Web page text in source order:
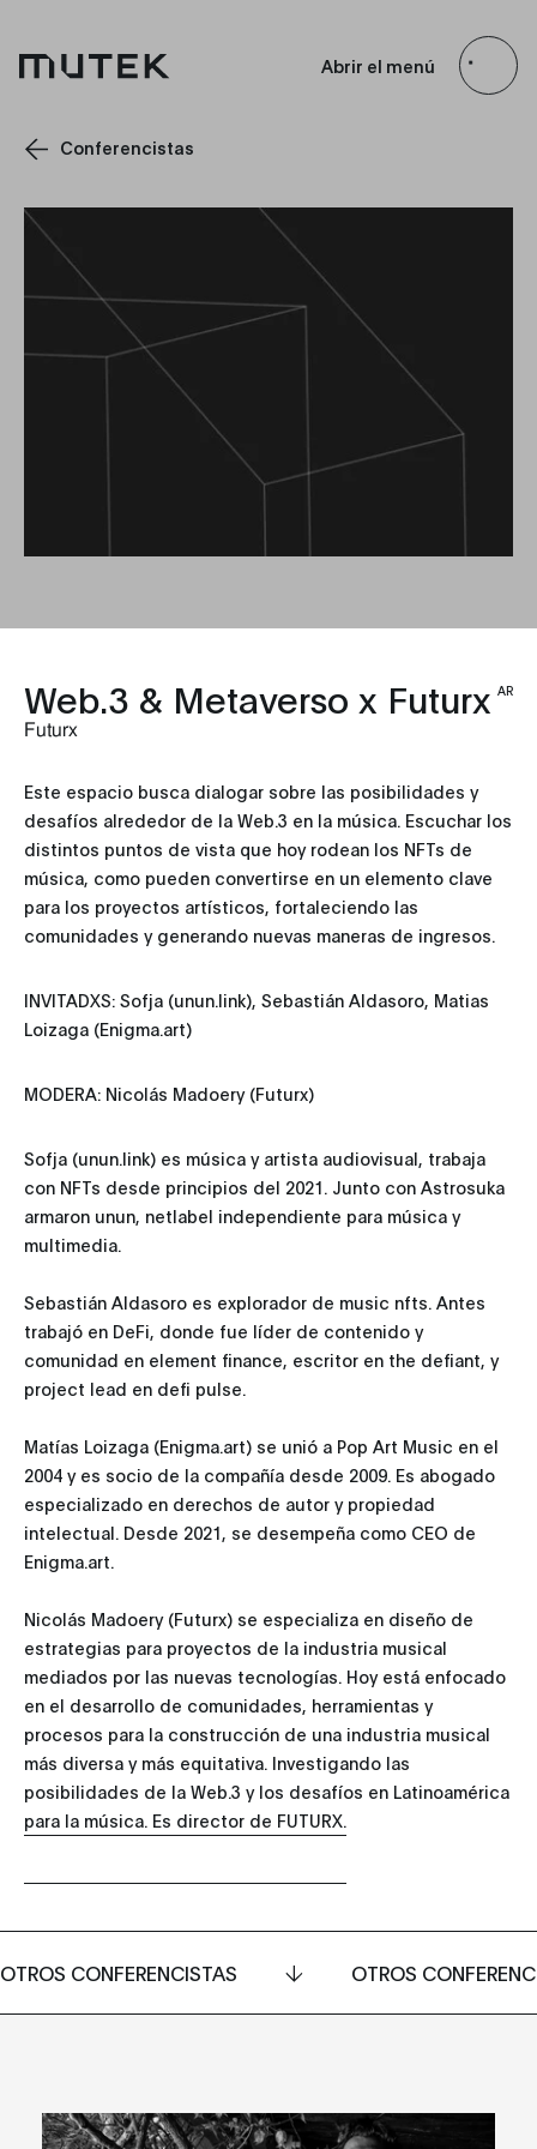
Search
Abrir el menú
Conferencistas
Web.3 & Metaverso x Futurx AR
Futurx
Este espacio busca dialogar sobre las posibilidades y
desafíos alrededor de la Web.3 en la música. Escuchar los
distintos puntos de vista que hoy rodean los NFTs de
música, como pueden convertirse en un elemento clave
para los proyectos artísticos, fortaleciendo las
comunidades y generando nuevas maneras de ingresos.
INVITADXS: Sofja (unun.link), Sebastián Aldasoro, Matias
Loizaga (Enigma.art)
MODERA: Nicolás Madoery (Futurx)
Sofja (unun.link) es música y artista audiovisual, trabaja
con NFTs desde principios del 2021. Junto con Astrosuka
armaron unun, netlabel independiente para música y
multimedia.
Sebastián Aldasoro es explorador de music nfts. Antes
trabajó en DeFi, donde fue líder de contenido y
comunidad en element finance, escritor en the defiant, y
project lead en defi pulse.
Matías Loizaga (Enigma.art) se unió a Pop Art Music en el
2004 y es socio de la compañía desde 2009. Es abogado
especializado en derechos de autor y propiedad
intelectual. Desde 2021, se desempeña como CEO de
Enigma.art.
Nicolás Madoery (Futurx) se especializa en diseño de
estrategias para proyectos de la industria musical
mediados por las nuevas tecnologías. Hoy está enfocado
en el desarrollo de comunidades, herramientas y
procesos para la construcción de una industria musical
más diversa y más equitativa. Investigando las
posibilidades de la Web.3 y los desafíos en Latinoamérica
para la música. Es director de FUTURX.
OTROS CONFERENCISTAS OTROS